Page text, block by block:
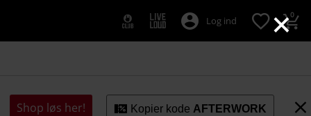
×
Log ind 0
Shop løs her! Kopier kode AFTERWORK